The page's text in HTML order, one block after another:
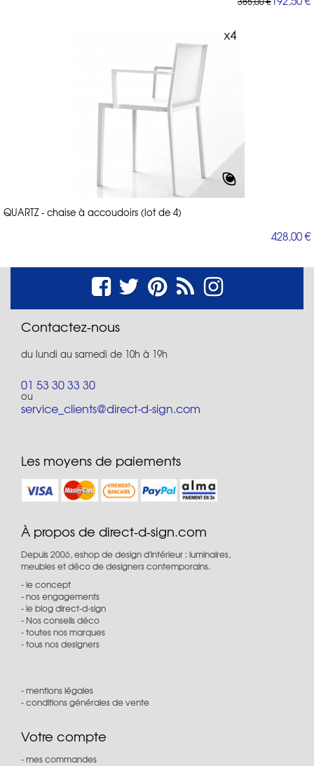
QUARTZ - chaise à accoudoirs (lot de 4)
428,00 €
Contactez-nous
du lundi au samedi de 10h à 19h
01 53 30 33 30
ou
service_clients@direct-d-sign.com
Les moyens de paiements
À propos de direct-d-sign.com
Depuis 2006, eshop de design d'intérieur : luminaires,
meubles et déco de designers contemporains.
le concept
nos engagements
le blog direct-d-sign
Nos conseils déco
toutes nos marques
tous nos designers
mentions légales
conditions générales de vente
Votre compte
mes commandes